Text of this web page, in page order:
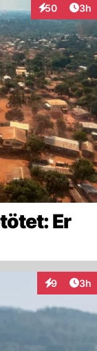
50
Interaktionen
3h
Er
9 3h